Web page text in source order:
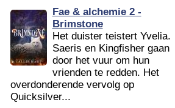
Fae & alchemie 2 -
Brimstone
Het duister teistert Yvelia.
Saeris en Kingfisher gaan
door het vuur om hun
vrienden te redden. Het
overdonderende vervolg op
Quicksilver...